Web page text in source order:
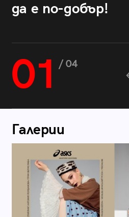
да е по-добър!
01 / 04
Галерии